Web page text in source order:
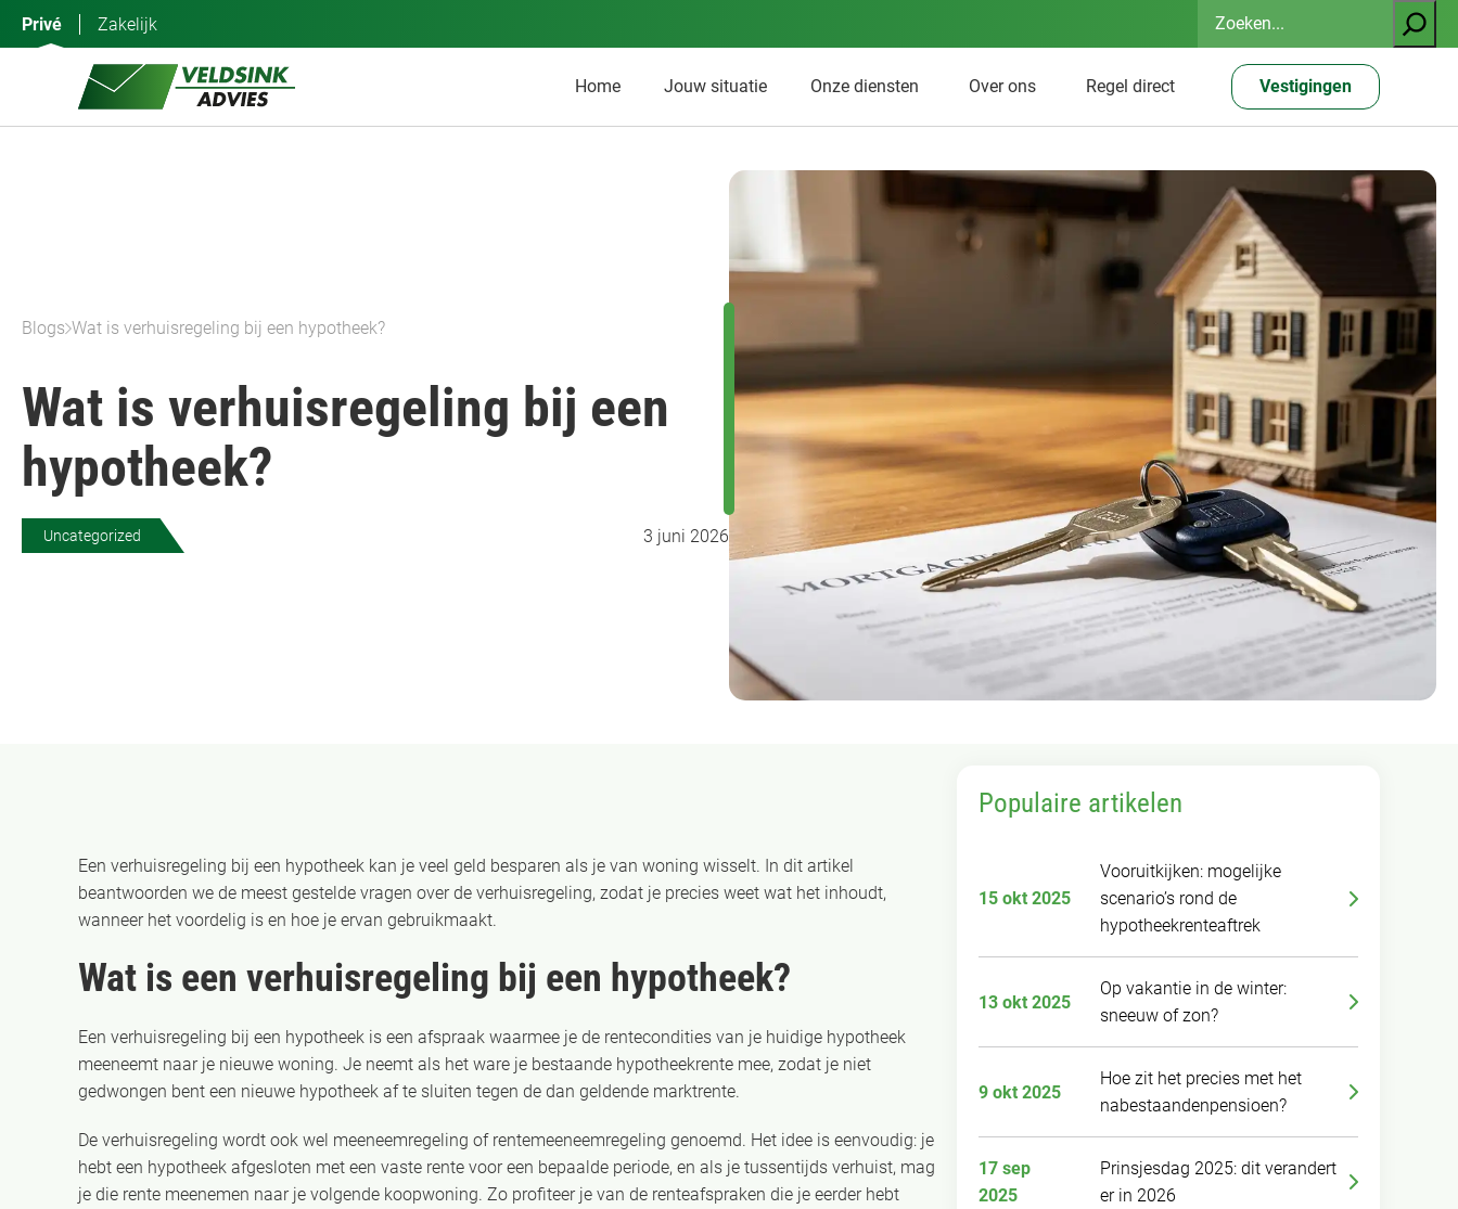
Privé Zakelijk
Zoeken
Home Jouw situatie Onze diensten Over ons Regel direct Vestigingen
Blogs Wat is verhuisregeling bij een hypotheek?
Wat is verhuisregeling bij een
hypotheek?
Uncategorized 3 juni 2026
Een verhuisregeling bij een hypotheek kan je veel geld besparen als je van woning wisselt. In dit artikel
beantwoorden we de meest gestelde vragen over de verhuisregeling, zodat je precies weet wat het inhoudt,
wanneer het voordelig is en hoe je ervan gebruikmaakt.
Wat is een verhuisregeling bij een hypotheek?
Een verhuisregeling bij een hypotheek is een afspraak waarmee je de rentecondities van je huidige hypotheek
meeneemt naar je nieuwe woning. Je neemt als het ware je bestaande hypotheekrente mee, zodat je niet
gedwongen bent een nieuwe hypotheek af te sluiten tegen de dan geldende marktrente.
De verhuisregeling wordt ook wel meeneemregeling of rentemeeneemregeling genoemd. Het idee is eenvoudig: je
hebt een hypotheek afgesloten met een vaste rente voor een bepaalde periode, en als je tussentijds verhuist, mag
je die rente meenemen naar je volgende koopwoning. Zo profiteer je van de renteafspraken die je eerder hebt
Populaire artikelen
15 okt 2025
Vooruitkijken: mogelijke
scenario’s rond de
hypotheekrenteaftrek
13 okt 2025
Op vakantie in de winter:
sneeuw of zon?
9 okt 2025
Hoe zit het precies met het
nabestaandenpensioen?
17 sep
2025
Prinsjesdag 2025: dit verandert
er in 2026